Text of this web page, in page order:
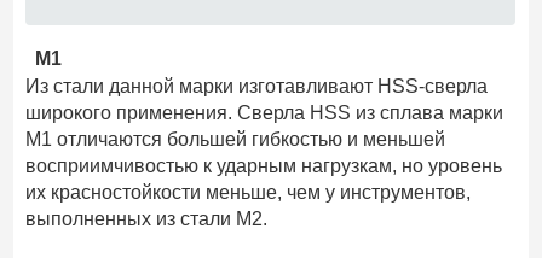
М1
Из стали данной марки изготавливают HSS-сверла
широкого применения. Сверла HSS из сплава марки
М1 отличаются большей гибкостью и меньшей
восприимчивостью к ударным нагрузкам, но уровень
их красностойкости меньше, чем у инструментов,
выполненных из стали М2.